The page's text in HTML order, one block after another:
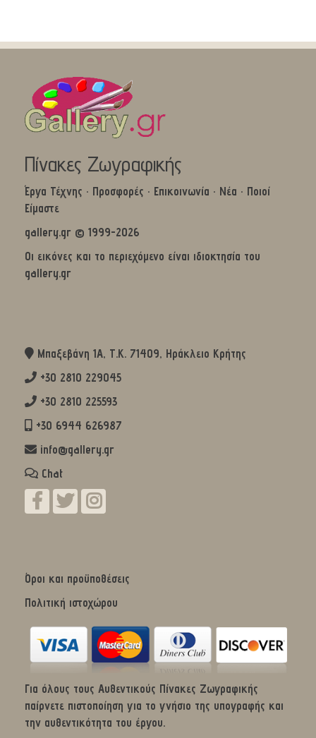
Πίνακες Ζωγραφικής
Έργα Τέχνης · Προσφορές · Επικοινωνία · Νέα · Ποιοί
Είμαστε
gallery.gr © 1999-2026
Οι εικόνες και το περιεχόμενο είναι ιδιοκτησία του
gallery.gr
Μπαξεβάνη 1Α, Τ.Κ. 71409, Ηράκλειο Κρήτης
+30 2810 229045
+30 2810 225593
+30 6944 626987
info@gallery.gr
Chat
Όροι και προϋποθέσεις
Πολιτική ιστοχώρου
Για όλους τους Αυθεντικούς Πίνακες Ζωγραφικής
παίρνετε πιστοποίηση για το γνήσιο της υπογραφής και
την αυθεντικότητα του έργου.